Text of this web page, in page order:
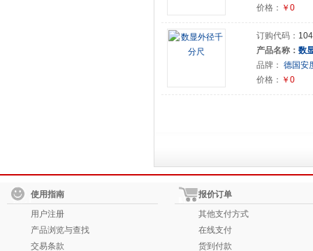
价格： ￥0
订购代码：
产品名称： 数
品牌： 德国安
价格： ￥0
使用指南
用户注册
产品浏览与查找
交易条款
报价订单
其他支付方式
在线支付
货到付款